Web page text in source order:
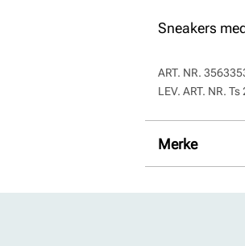
Sneakers
ART. NR.
LEV. ART. NR. Ts
Merke